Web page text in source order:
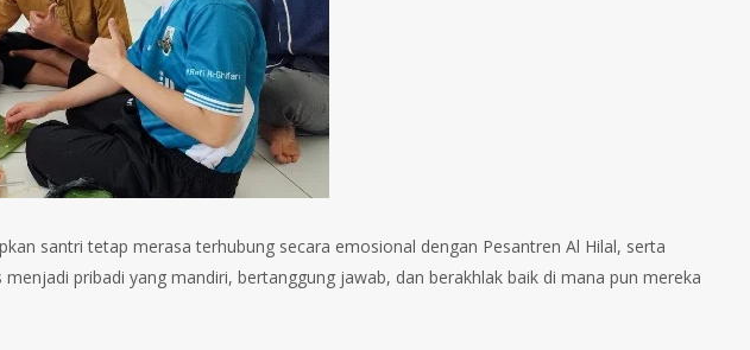
santri tetap merasa terhubung secara emosional dengan Pesantren Al Hilal, serta
pribadi yang mandiri, bertanggung jawab, dan berakhlak baik di mana pun mereka